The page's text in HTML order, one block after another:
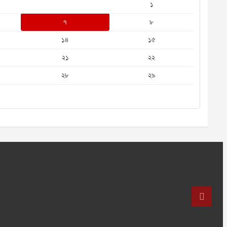
১
৭
৮
১৪
১৫
২১
২২
২৮
২৯